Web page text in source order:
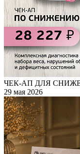
ЧЕК-АП ДЛЯ
29 мая 2026